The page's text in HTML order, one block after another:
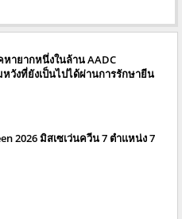
หายากหนึ่งในล้าน AADC
วังที่ยังเป็นไปได้ผ่านการรักษายีน
2026 มิสเซเว่นควีน 7 ตำแหน่ง 7